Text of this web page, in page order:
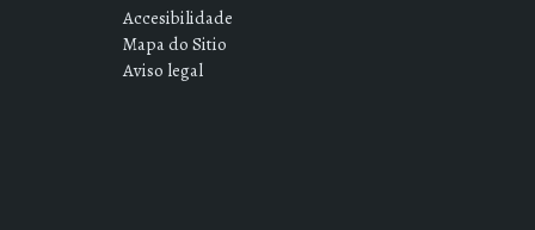
Accesibilidade
Mapa do Sitio
Aviso legal